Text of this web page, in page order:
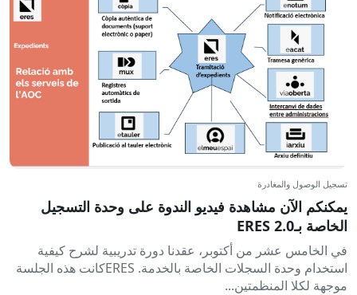
تسجيل الوصول والمغادرة
يمكنكم الآن مشاهدة فيديو الندوة على وحدة التسجيل
الخاصة بـERES 2.0
في الخامس عشر من أكتوبر، عقدنا دورة تدريبية لشرح كيفية
استخدام وحدة السجلات الخاصة بالخدمة. ERESكانت هذه الجلسة
موجهة لكلا المنظمتين...